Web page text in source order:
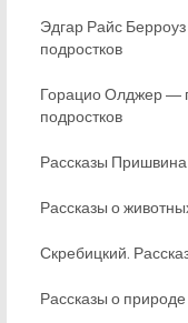
Эдгар Райс
подростков
Горацио Олджер ―
подростков
Рассказы Пришвина
Рассказы о
Скребицкий.
Рассказы о